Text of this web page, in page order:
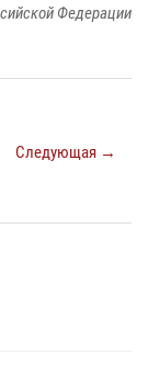
Федерации
Следующая →